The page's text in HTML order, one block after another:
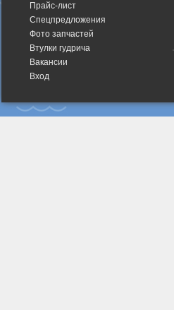
Прайс-лист
Спецпредложения
Фото запчастей
Втулки гудрича
Вакансии
Вход